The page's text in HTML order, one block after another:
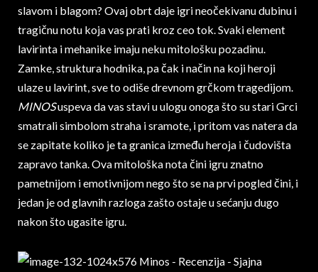
slavom i blagom? Ovaj obrt daje igri neočekivanu dubinu i
tragičnu notu koja vas prati kroz ceo tok. Svaki element
lavirinta i mehanike imaju neku mitološku pozadinu.
Zamke, struktura hodnika, pa čak i način na koji heroji
ulaze u lavirint, sve to odiše drevnom grčkom tragedijom.
MINOSuspeva da vas stavi u ulogu onoga što su stari Grci
smatrali simbolom straha i sramote, i pritom vas natera da
se zapitate koliko je ta granica između heroja i čudovišta
zapravo tanka. Ova mitološka nota čini igru znatno
pametnijom i emotivnijom nego što se na prvi pogled čini, i
jedan je od glavnih razloga zašto ostaje u sećanju dugo
nakon što ugasite igru.